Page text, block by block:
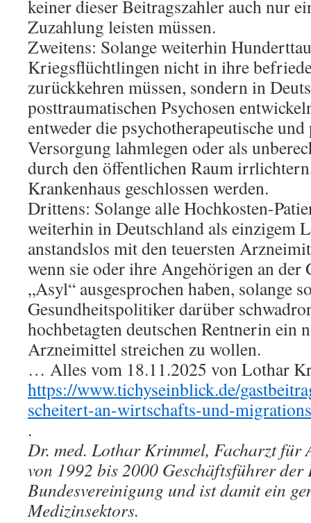
keiner dieser Beitragszahler auch nur
Zuzahlung leisten müssen.
Zweitens: Solange weiterhin
Kriegsflüchtlingen nicht in ihre
zurückkehren müssen, sondern in
posttraumatischen Psychosen
entweder die psychotherapeutische
Versorgung lahmlegen oder als
durch den öffentlichen Raum
Krankenhaus geschlossen werden.
Drittens: Solange alle Hochkosten-
weiterhin in Deutschland als einzigem
anstandslos mit den teuersten
wenn sie oder ihre Angehörigen an der
„Asyl“ ausgesprochen haben, solange
Gesundheitspolitiker darüber
hochbetagten deutschen Rentnerin ein
Arzneimittel streichen zu wollen.
… Alles vom 18.11.2025 von Lothar
https://www.tichyseinblick.de/
scheitert-an-wirtschafts-und-
.
Dr. med. Lothar Krimmel, Facharzt für
von 1992 bis 2000 Geschäftsführer der
Bundesvereinigung und ist damit ein
Medizinsektors.